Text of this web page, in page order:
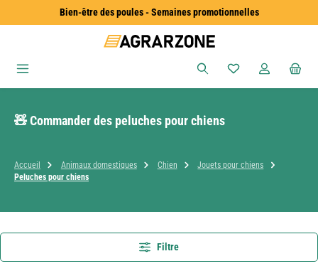
Passer au contenu principalBien-être des poules - Semaines promotionnelles
Vous avez 0
🧸 Commander des peluches pour chiens
Accueil Animaux domestiques Chien
Jouets pour chiens
Peluches pour chiens
Filtre